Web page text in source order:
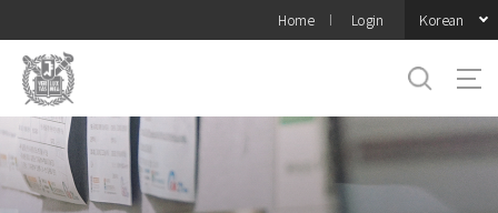
메뉴
Home Login Korean